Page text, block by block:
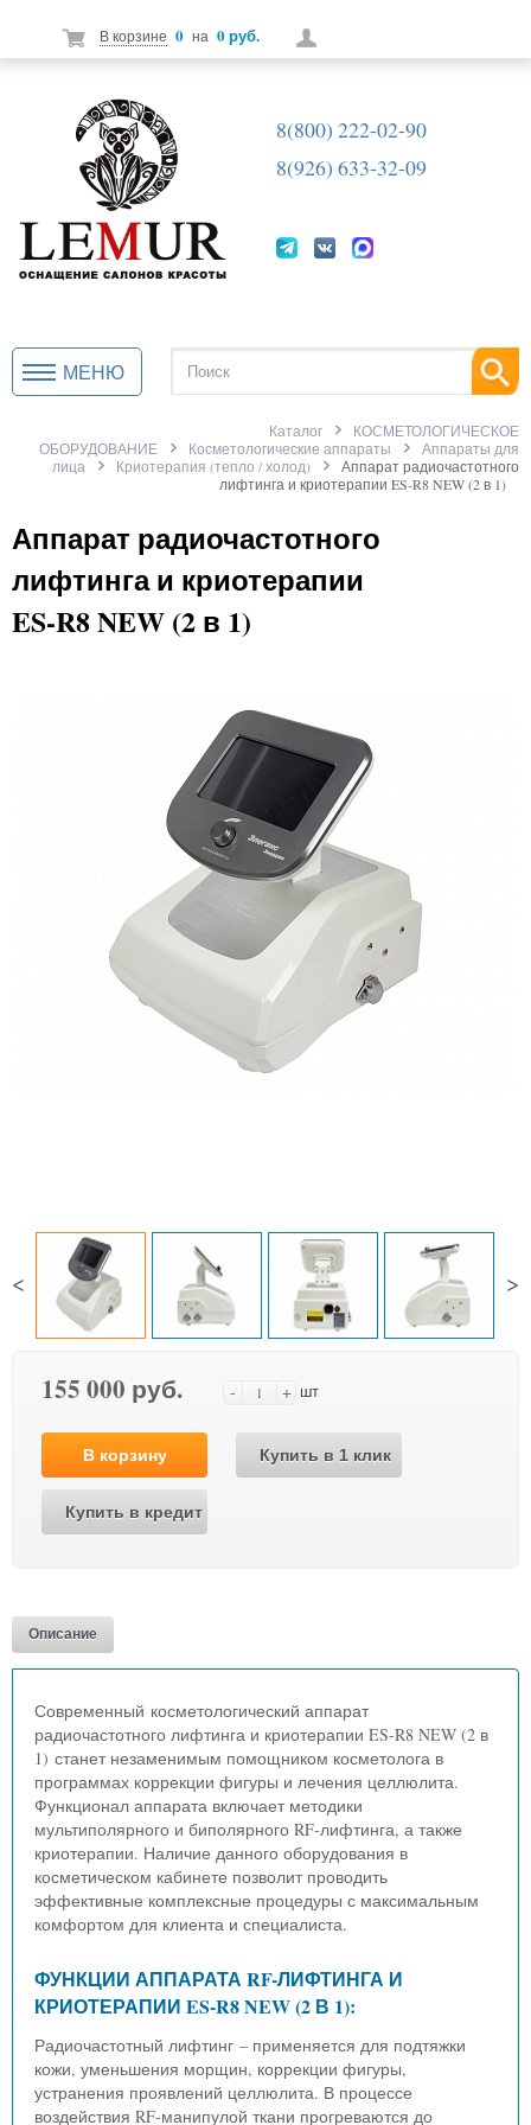
В корзине 0 на 0 руб.
8(800) 222-02-90
8(926) 633-32-09
МЕНЮ
Каталог
КОСМЕТОЛОГИЧЕСКОЕ
ОБОРУДОВАНИЕ
Косметологические аппараты
Аппараты для
лица
Криотерапия (тепло / холод)
Аппарат радиочастотного
лифтинга и криотерапии ES-R8 NEW (2 в 1)
Аппарат радиочастотного
лифтинга и криотерапии
ES-R8 NEW (2 в 1)
>
<
155 000 руб. - + шт
В корзину Купить в 1 клик
Купить в кредит
Описание
Современный косметологический аппарат
радиочастотного лифтинга и криотерапии ES-R8 NEW (2 в
1) станет незаменимым помощником косметолога в
программах коррекции фигуры и лечения целлюлита.
Функционал аппарата включает методики
мультиполярного и биполярного RF-лифтинга, а также
криотерапии. Наличие данного оборудования в
косметическом кабинете позволит проводить
эффективные комплексные процедуры с максимальным
комфортом для клиента и специалиста.
ФУНКЦИИ АППАРАТА RF-ЛИФТИНГА И
КРИОТЕРАПИИ ES-R8 NEW (2 В 1):
Радиочастотный лифтинг – применяется для подтяжки
кожи, уменьшения морщин, коррекции фигуры,
устранения проявлений целлюлита. В процессе
воздействия RF-манипулой ткани прогреваются до